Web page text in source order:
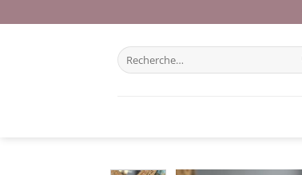
au
Recherche
pour :